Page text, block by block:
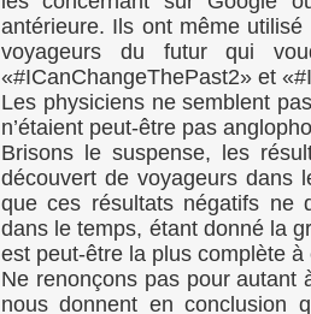
antérieure. Ils ont même utilisé
voyageurs du futur qui
«#ICanChangeThePast2» et
Les physiciens ne semblent
n’étaient peut-être pas
Brisons le suspense, les
découvert de voyageurs dans
que ces résultats négatifs ne
dans le temps, étant donné la
est peut-être la plus complète à
Ne renonçons pas pour autant
nous donnent en conclusion